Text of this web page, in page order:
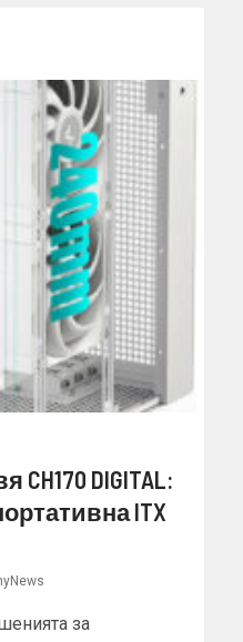
CH170 DIGITAL:
ITX
за